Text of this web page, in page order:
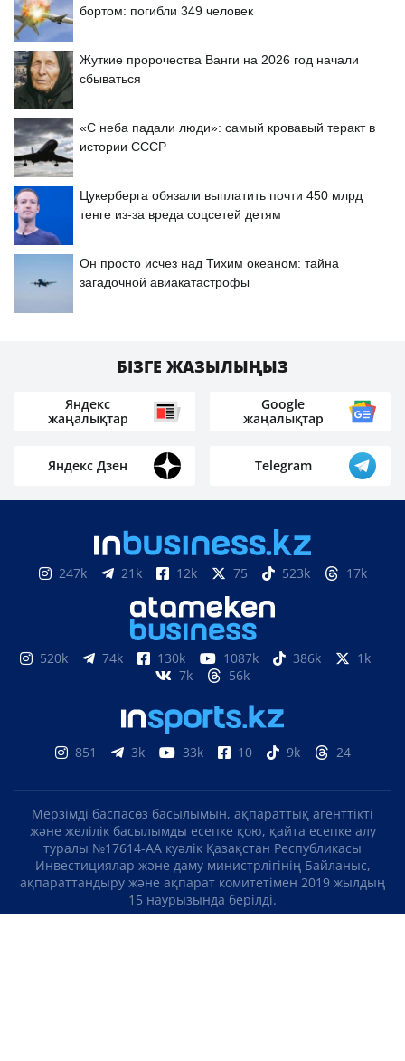
бортом: погибли 349 человек
Жуткие пророчества Ванги на 2026 год начали
сбываться
«С неба падали люди»: самый кровавый теракт в
истории СССР
Цукерберга обязали выплатить почти 450 млрд
тенге из-за вреда соцсетей детям
Он просто исчез над Тихим океаном: тайна
загадочной авиакатастрофы
БІЗГЕ ЖАЗЫЛЫҢЫЗ
Яндекс
жаңалықтар
Google
жаңалықтар
Яндекс Дзен Telegram
247k 21k 12k 75 523k 17k
520k 74k 130k 1087k 386k
1k
7k
56k
851 3k 33k 10 9k 24
Мерзімді баспасөз басылымын, ақпараттық агенттікті
және желілік басылымды есепке қою, қайта есепке алу
туралы №17614-АА куәлік Қазақстан Республикасы
Инвестициялар және даму министрлігінің Байланыс,
ақпараттандыру және ақпарат комитетімен 2019 жылдың
15 наурызында берілді.